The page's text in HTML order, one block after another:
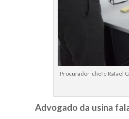
Procurador-chefe Rafael
Advogado da usina